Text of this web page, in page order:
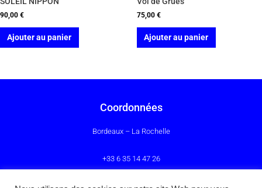
90,00 €
Ajouter au panier
75,00 €
Ajouter au panier
Coordonnées
Bordeaux – La Rochelle
+33 6 35 14 47 26